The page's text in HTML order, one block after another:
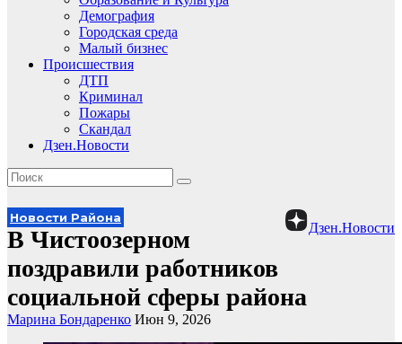
Демография
Городская среда
Малый бизнес
Происшествия
ДТП
Криминал
Пожары
Скандал
Дзен.Новости
Дзен.Новости
Новости Района
В Чистоозерном
поздравили работников
социальной сферы района
Марина Бондаренко Июн 9, 2026